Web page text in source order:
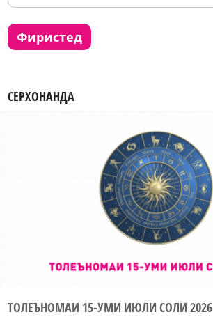
фиристед
СЕРХОНАНДА
ТОЛЕЪНОМАИ 15-УМИ ИЮЛИ СОЛИ 2026